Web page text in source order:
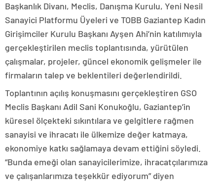
Başkanlık Divanı, Meclis, Danışma Kurulu, Yeni Nesil
Sanayici Platformu Üyeleri ve TOBB Gaziantep Kadın
Girişimciler Kurulu Başkanı Ayşen Ahi’nin katılımıyla
gerçekleştirilen meclis toplantısında, yürütülen
çalışmalar, projeler, güncel ekonomik gelişmeler ile
firmaların talep ve beklentileri değerlendirildi.
Toplantının açılış konuşmasını gerçekleştiren GSO
Meclis Başkanı Adil Sani Konukoğlu, Gaziantep’in
küresel ölçekteki sıkıntılara ve gelgitlere rağmen
sanayisi ve ihracatı ile ülkemize değer katmaya,
ekonomiye katkı sağlamaya devam ettiğini söyledi.
“Bunda emeği olan sanayicilerimize, ihracatçılarımıza
ve çalışanlarımıza teşekkür ediyorum” diyen